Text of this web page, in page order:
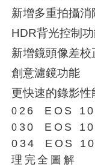
新增多重拍攝
HDR背光控制
新增鏡頭像差校
創意濾鏡功能
更快速的錄影性
0 26 EOS
0 30
EOS
034
EOS
理完全圖解